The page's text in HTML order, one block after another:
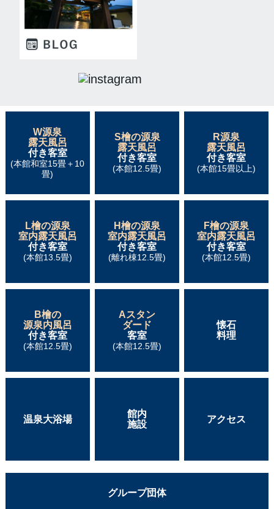
W源泉
露天風呂
付き客室
(本館和室15畳＋10
畳)
S檜の源泉
露天風呂
付き客室
(本館12.5畳)
R源泉
露天風呂
付き客室
(本館15畳以上)
L檜の源泉
室内露天風呂
付き客室
(本館13.5畳)
H檜の源泉
室内露天風呂
付き客室
(離れ棟12.5畳)
F檜の源泉
室内露天風呂
付き客室
(本館12.5畳)
B檜の
源泉内風呂
付き客室
(本館12.5畳)
Aスタン
ダード
客室
(本館12.5畳)
懐石
料理
温泉大浴場
館内
施設
アクセス
グループ団体